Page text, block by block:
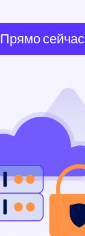
Прямо сейчас